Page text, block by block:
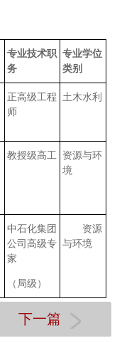
专业技术职
务
专业学位
类别
正高级工程
师
土木水利
教授级高工 资源与环
境
中石化集团
公司高级专
家
（局级）
资源
与环境
下一篇